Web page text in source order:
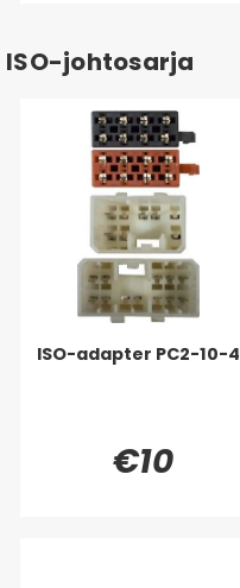
ISO-johtosarja
ISO-adapter PC2-10-4
€10